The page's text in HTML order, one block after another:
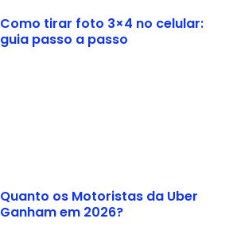
Como tirar foto 3×4 no celular:
guia passo a passo
Quanto os Motoristas da Uber
Ganham em 2026?